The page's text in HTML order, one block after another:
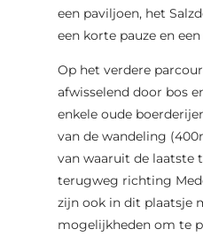
een paviljoen, het
een korte pauze en
Op het verdere
afwisselend door bos
enkele oude
van de wandeling
van waaruit de laatste
terugweg richting
zijn ook in dit plaatsje
mogelijkheden om te